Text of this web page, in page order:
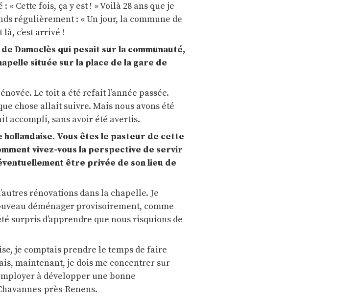
Cette fois, ça y est ! » Voilà 28 ans que je
régulièrement : « Un jour, la commune de
c’est arrivé !
Damoclès qui pesait sur la communauté,
située sur la place de la gare de
Le toit a été refait l’année passée.
chose allait suivre. Mais nous avons été
accompli, sans avoir été avertis.
hollandaise. Vous êtes le pasteur de cette
vivez-vous la perspective de servir
être privée de son lieu de
rénovations dans la chapelle. Je
déménager provisoirement, comme
surpris d’apprendre que nous risquions de
je comptais prendre le temps de faire
maintenant, je dois me concentrer sur
à développer une bonne
près-Renens.